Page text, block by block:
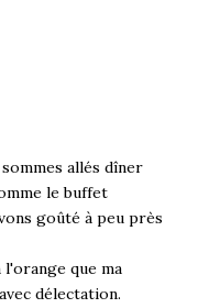
allés dîner
le buffet
goûté à peu près
que ma
délectation.